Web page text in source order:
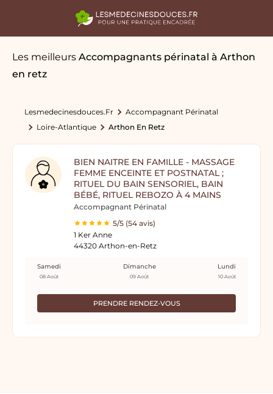
Les meilleurs Accompagnants périnatal à Arthon
en retz
Lesmedecinesdouces.fr
Accompagnant Périnatal
Loire-Atlantique
Arthon En Retz
BIEN NAITRE EN FAMILLE - MASSAGE
FEMME ENCEINTE ET POSTNATAL ;
RITUEL DU BAIN SENSORIEL, BAIN
BÉBÉ, RITUEL REBOZO À 4 MAINS
Accompagnant Périnatal
5/5 (54 avis)
1 Ker Anne
44320 Arthon-en-Retz
PRENDRE RENDEZ-VOUS
Samedi
08 Août
Dimanche
09 Août
Lundi
10 Août